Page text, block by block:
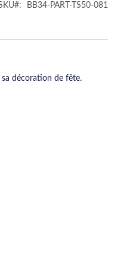
BB34-PART-TS50-081
décoration de fête.